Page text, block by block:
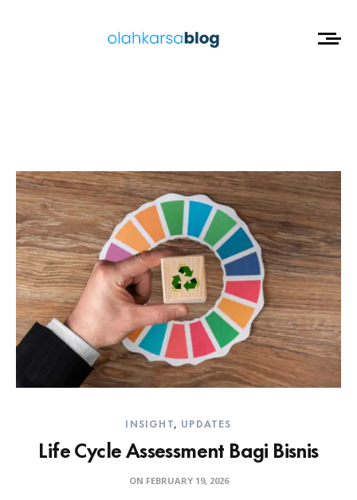
INSIGHT, UPDATES
Life Cycle Assessment Bagi Bisnis
ON FEBRUARY 19, 2026